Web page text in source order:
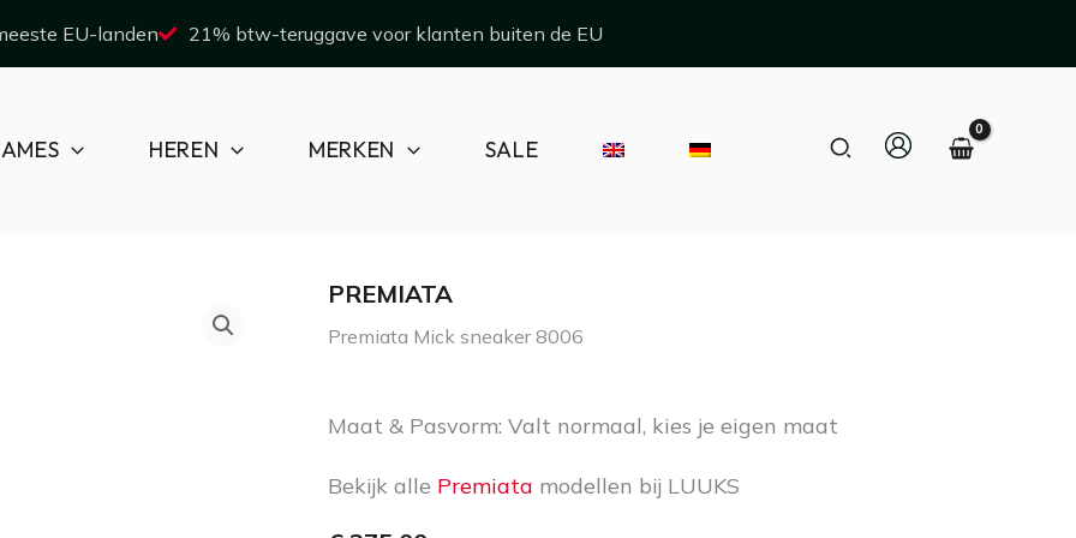
EU-landen 21% btw-teruggave voor klanten buiten de EU
HEREN MERKEN SALE Zoeken
PREMIATA
Premiata Mick sneaker 8006
Maat & Pasvorm: Valt normaal, kies je eigen maat
Bekijk alle Premiata modellen bij LUUKS
Premiata
Mick
aantal